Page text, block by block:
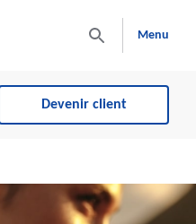
Menu
Devenir client